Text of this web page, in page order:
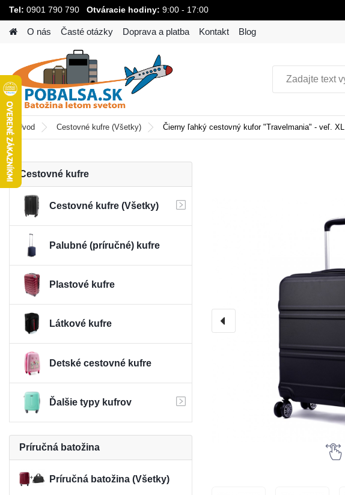
Tel: 0901 790 790Otváracie hodiny: 9:00 - 17:00
O nás Časté otázky Doprava a platba Kontakt Blog
Úvod Cestovné kufre (Všetky) Čierny ľahký cestovný kufor "Travelmania" - veľ. XL
Cestovné kufre
Cestovné kufre (Všetky)
Palubné (príručné) kufre
Plastové kufre
Látkové kufre
Detské cestovné kufre
Ďalšie typy kufrov
Príručná batožina
Príručná batožina (Všetky)